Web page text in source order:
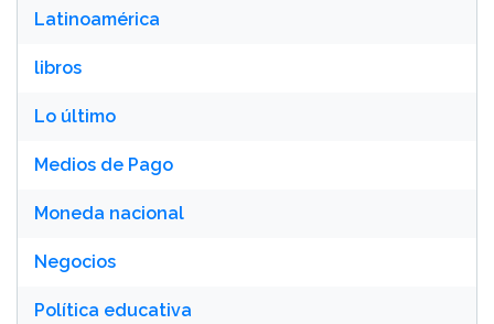
Latinoamérica
libros
Lo último
Medios de Pago
Moneda nacional
Negocios
Política educativa